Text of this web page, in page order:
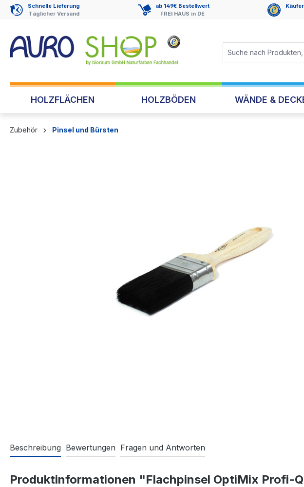
Zur Hauptnavigation springen
Schnelle Lieferung
Täglicher Versand
ab 149€ Bestellwert
FREI HAUS in DE
HOLZFLÄCHEN HOLZBÖDEN WÄNDE &
Zubehör Pinsel und Bürsten
Beschreibung Bewertungen Fragen und Antworten
Produktinformationen "Flachpinsel OptiMix Profi-